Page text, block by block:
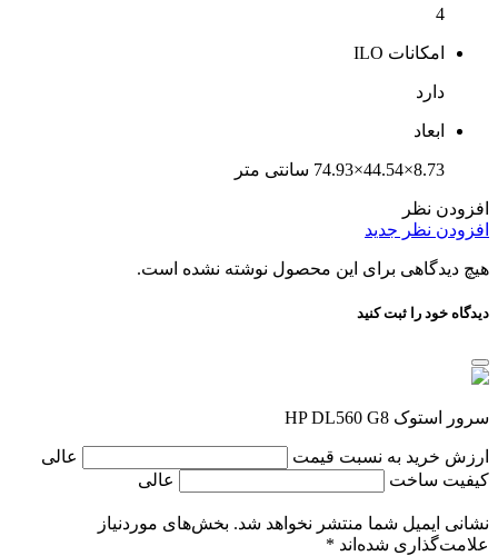
4
امکانات ILO
دارد
ابعاد
8.73×44.54×74.93 سانتی متر
افزودن نظر
افزودن نظر جدید
هیچ دیدگاهی برای این محصول نوشته نشده است.
دیدگاه خود را ثبت کنید
سرور استوک HP DL560 G8
ارزش خرید به نسبت قیمت
عالی
کیفیت ساخت
عالی
نشانی ایمیل شما منتشر نخواهد شد. بخش‌های موردنیاز
علامت‌گذاری شده‌اند *